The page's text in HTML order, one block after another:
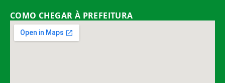
COMO CHEGAR À PREFEITURA